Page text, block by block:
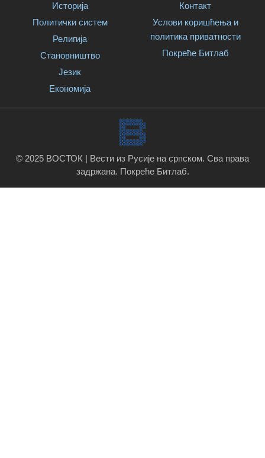
Историја
Политички систем
Религија
Становништво
Језик
Економија
Контакт
Услови коришћења и
политика приватности
Покреће Битлаб
© 2025 ВОСТОК | Вести из Русије на српском. Сва права
задржана. Покреће Битлаб.